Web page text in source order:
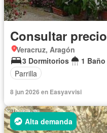
Consultar precio
Veracruz, Aragón
3 Dormitorios
1 Baño
Parrilla
8 jun 2026 en Easyavvisi
Alta demanda